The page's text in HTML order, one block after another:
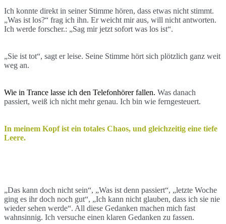
Ich konnte direkt in seiner Stimme hören, dass etwas nicht stimmt.
„Was ist los?“ frag ich ihn. Er weicht mir aus, will nicht antworten.
Ich werde forscher.: „Sag mir jetzt sofort was los ist“.
„Sie ist tot“, sagt er leise. Seine Stimme hört sich plötzlich ganz weit
weg an.
Wie in Trance lasse ich den Telefonhörer fallen. Was danach
passiert, weiß ich nicht mehr genau. Ich bin wie ferngesteuert.
In meinem Kopf ist ein totales Chaos, und gleichzeitig eine tiefe
Leere.
„Das kann doch nicht sein“, „Was ist denn passiert“, „letzte Woche
ging es ihr doch noch gut“, „Ich kann nicht glauben, dass ich sie nie
wieder sehen werde“. All diese Gedanken machen mich fast
wahnsinnig. Ich versuche einen klaren Gedanken zu fassen.